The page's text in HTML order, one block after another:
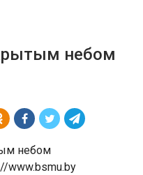
небом
www.bsmu.by